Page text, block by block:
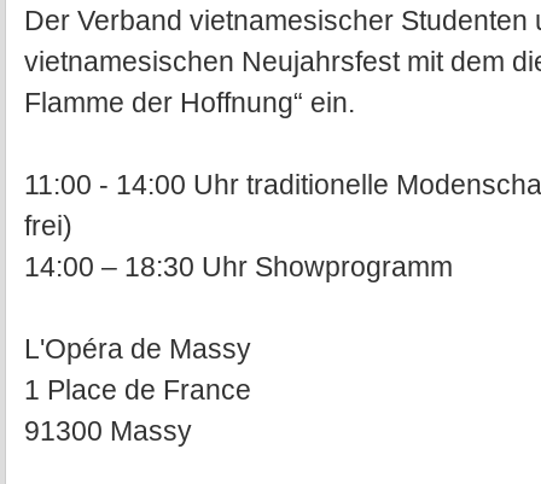
Der Verband vietnamesischer
vietnamesischen Neujahrsfest mit dem
Flamme der Hoffnung“ ein.
11:00 - 14:00 Uhr traditionelle
frei)
14:00 – 18:30 Uhr Showprogramm
L'Opéra de Massy
1 Place de France
91300 Massy